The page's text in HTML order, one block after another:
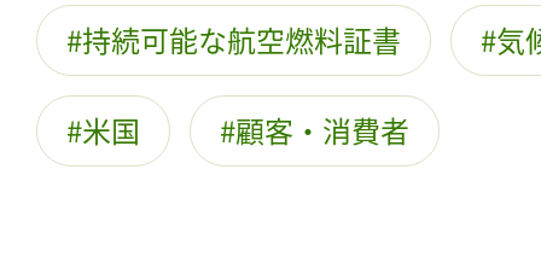
持続可能な航空燃料証書 気
米国 顧客・消費者